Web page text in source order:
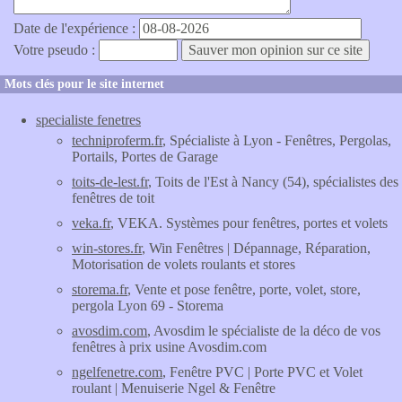
Date de l'expérience :
Votre pseudo :
Mots clés pour le site internet
specialiste fenetres
techniproferm.fr, Spécialiste à Lyon - Fenêtres, Pergolas,
Portails, Portes de Garage
toits-de-lest.fr, Toits de l'Est à Nancy (54), spécialistes des
fenêtres de toit
veka.fr, VEKA. Systèmes pour fenêtres, portes et volets
win-stores.fr, Win Fenêtres | Dépannage, Réparation,
Motorisation de volets roulants et stores
storema.fr, Vente et pose fenêtre, porte, volet, store,
pergola Lyon 69 - Storema
avosdim.com, Avosdim le spécialiste de la déco de vos
fenêtres à prix usine Avosdim.com
ngelfenetre.com, Fenêtre PVC | Porte PVC et Volet
roulant | Menuiserie Ngel & Fenêtre